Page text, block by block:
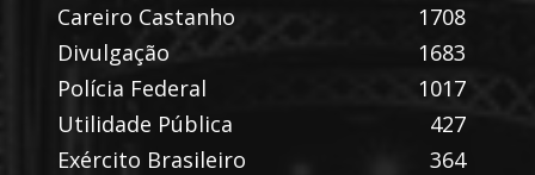
Careiro Castanho
1708
Divulgação
1683
Polícia Federal
1017
Utilidade Pública
427
Exército Brasileiro
364